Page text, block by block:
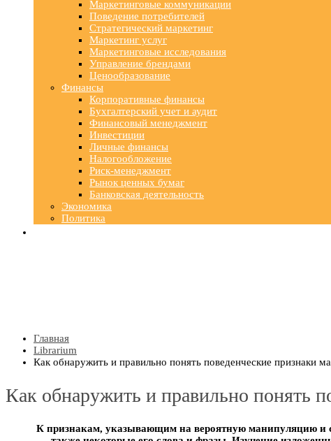
Маркетинговые коммуникации
Поведение потребителей
Стратегический маркетинг
Маркетинг услуг
Маркетинговые исследования
Управление брендами
Ценообразование
Финансы
Корпоративные финансы
Бухгалтерский учет и аудит
Финансовый менеджмент
Инвестиции
Личные финансы
Налогообложение
Риск-менеджмент
Рынок ценных бумаг
Банковская деятельность
Экономика
Политика
Главная
Librarium
Как обнаружить и правильно понять поведенческие признаки
Как обнаружить и правильно понять
К признакам, указывающим на вероятную манипуляцию и